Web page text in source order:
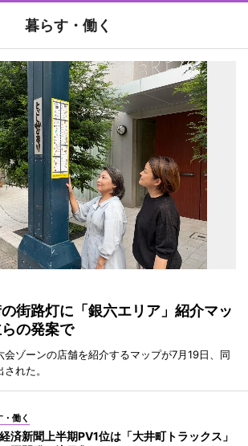
暮らす・働く
街路灯に「銀六エリア」紹介マッ
の発案で
会ゾーンの店舗を紹介するマップが7月19日、同
れた。
働く
済新聞上半期PV1位は「大井町トラックス」